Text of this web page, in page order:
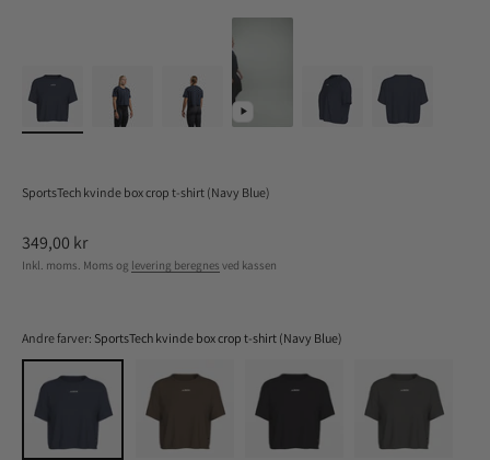
SportsTech kvinde box crop t-shirt (Navy Blue)
Salgspris
349,00 kr
Inkl. moms. Moms og levering beregnes ved kassen
Andre farver: SportsTech kvinde box crop t-shirt (Navy Blue)